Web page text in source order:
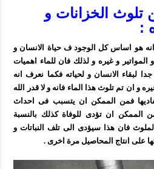
تلوث الخزانات و
:
هو اساس كل الوجود ف حياة الانسان و
و غيره و لذلك فان للماء اهميات
لبقاء الانسان و لحياته فكما نعرف انه
ان تم تلوث هذا الماء فانه و لا قدر الله
فمن الممكن ان يتسبب فى احداث
الممكن ان تؤدى للوفاة كذلك بالنسبة
الملوث فان هذا سيؤدى الى تلف النباتات و
على انتاج المحاصيل مرة اخرى .